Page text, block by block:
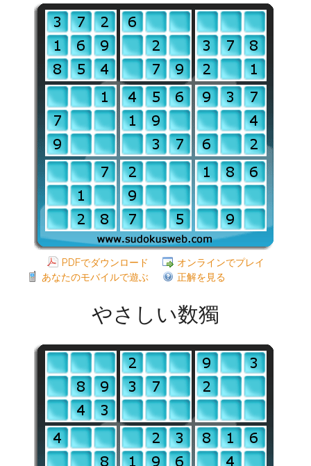
PDFでダウンロード
オンラインでプレイ
あなたのモバイルで遊ぶ
正解を見る
やさしい数獨